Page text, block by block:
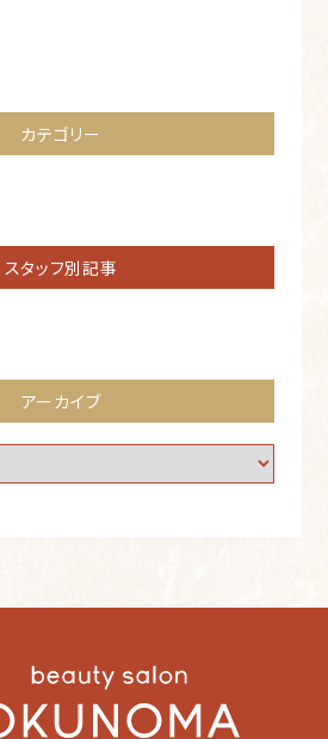
カテゴリー
スタッフ別記事
アーカイブ